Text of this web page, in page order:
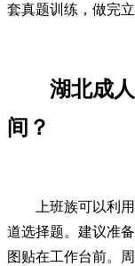
套真题训练，做完
湖北成
间？
上班族可以利
道选择题。建议准
图贴在工作台前。